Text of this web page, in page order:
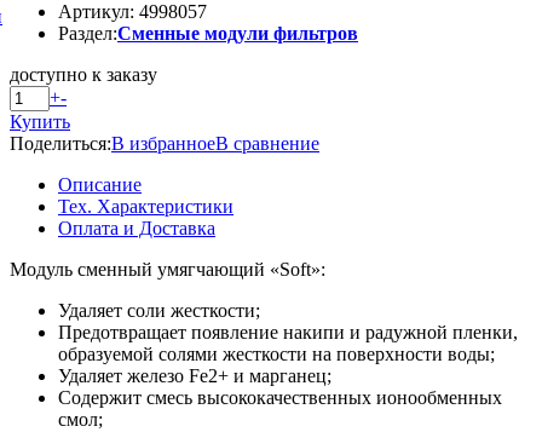
Артикул: 4998057
Раздел:Сменные модули фильтров
доступно к заказу
+-
Купить
Поделиться:В избранноеВ сравнение
Описание
Тех. Характеристики
Оплата и Доставка
Модуль сменный умягчающий «Soft»:
Удаляет соли жесткости;
Предотвращает появление накипи и радужной пленки,
образуемой солями жесткости на поверхности воды;
Удаляет железо Fe2+ и марганец;
Содержит смесь высококачественных ионообменных
смол;